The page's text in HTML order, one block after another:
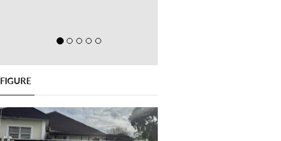
FIGURE
Previous Next